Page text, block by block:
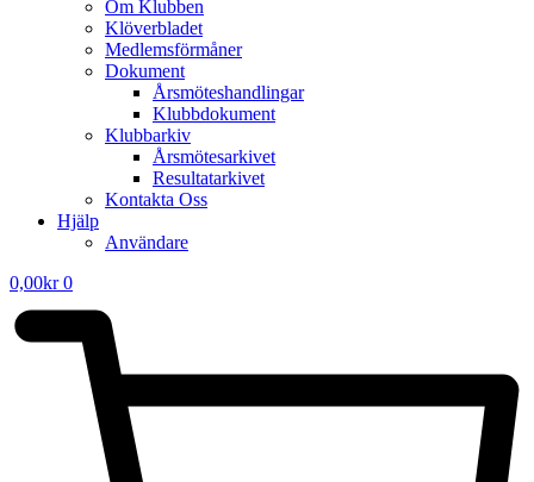
Om Klubben
Klöverbladet
Medlemsförmåner
Dokument
Årsmöteshandlingar
Klubbdokument
Klubbarkiv
Årsmötesarkivet
Resultatarkivet
Kontakta Oss
Hjälp
Användare
0,00kr 0